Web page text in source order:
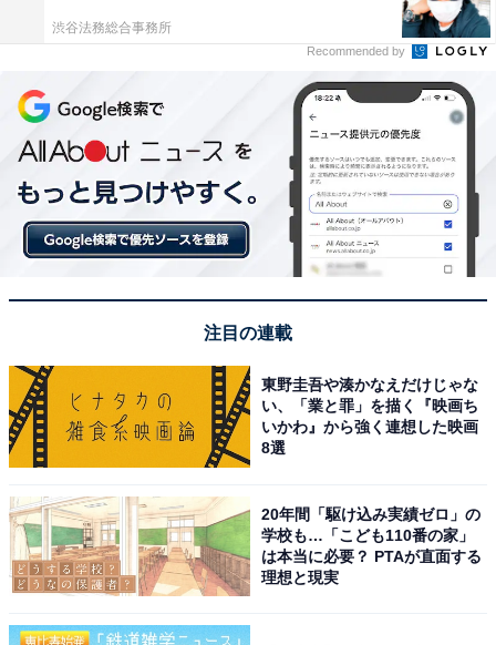
しかし、ダイソーの「おにぎりメーカー」は税込330円
とかなりお手頃。いったいどのようなところが違うの
か、筆者が以前より所有していたものと比較してみまし
た。
左：税込1490円の他社商品、右：税込330円のダイソー・スリーピー商品
左が他社の1490円のおにぎりメーカーで、右が330円の
ダイソー・スリーピーのおにぎりメーカーです。画像で
渋谷法務総合事務所
Recommended by
注目の連載
東野圭吾や湊かなえだけじゃな
い、「業と罪」を描く『映画ち
いかわ』から強く連想した映画
8選
20年間「駆け込み実績ゼロ」の
学校も…「こども110番の家」
は本当に必要？ PTAが直面する
理想と現実